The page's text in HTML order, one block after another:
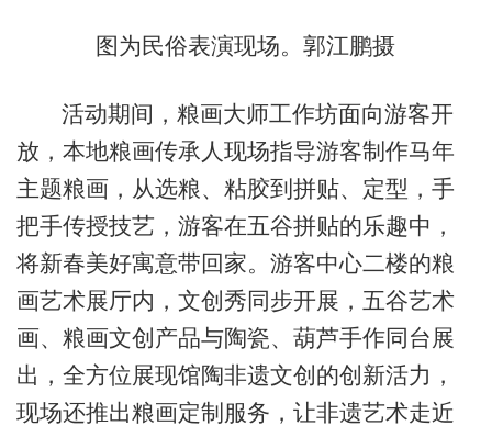
图为民俗表演现场。郭江鹏摄
活动期间，粮画大师工作坊面向游客开
放，本地粮画传承人现场指导游客制作马年
主题粮画，从选粮、粘胶到拼贴、定型，手
把手传授技艺，游客在五谷拼贴的乐趣中，
将新春美好寓意带回家。游客中心二楼的粮
画艺术展厅内，文创秀同步开展，五谷艺术
画、粮画文创产品与陶瓷、葫芦手作同台展
出，全方位展现馆陶非遗文创的创新活力，
现场还推出粮画定制服务，让非遗艺术走近